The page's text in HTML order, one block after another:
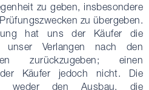
zu geben, insbesondere
zu übergeben.
hat uns der Käufer die
unser Verlangen nach den
zurückzugeben; einen
Käufer jedoch nicht. Die
weder den Ausbau, die